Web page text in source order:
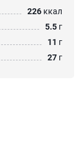
226 ккал
5.5 г
11 г
27 г